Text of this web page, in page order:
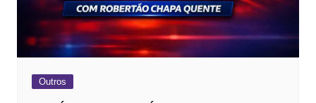
Outros